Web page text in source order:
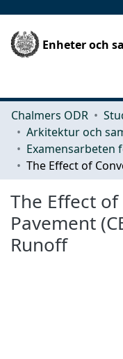
Enheter och
Chalmers ODR
The Effect
Pavement
Runoff